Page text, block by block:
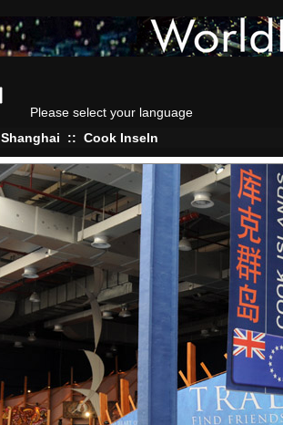
Please select your language
Shanghai :: Cook Inseln